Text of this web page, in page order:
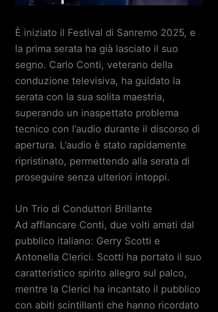
È iniziato il Festival di Sanremo 2025, e
la prima serata ha già lasciato il suo
segno. Carlo Conti, veterano della
conduzione televisiva, ha guidato la
serata con la sua solita maestria,
superando un inaspettato problema
tecnico con l’audio durante il discorso di
apertura. L’audio è stato rapidamente
ripristinato, permettendo alla serata di
proseguire senza ulteriori intoppi.
Un Trio di Conduttori Brillante
Ad affiancare Conti, due volti amati dal
pubblico italiano: Gerry Scotti e
Antonella Clerici. Scotti ha portato il suo
caratteristico spirito allegro sul palco,
mentre la Clerici ha incantato il pubblico
con abiti scintillanti che hanno ricordato